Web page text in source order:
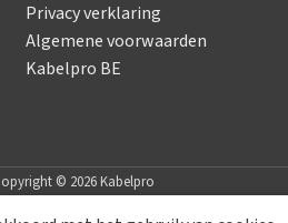
Privacy verklaring
Algemene voorwaarden
Kabelpro BE
© 2026 Kabelpro